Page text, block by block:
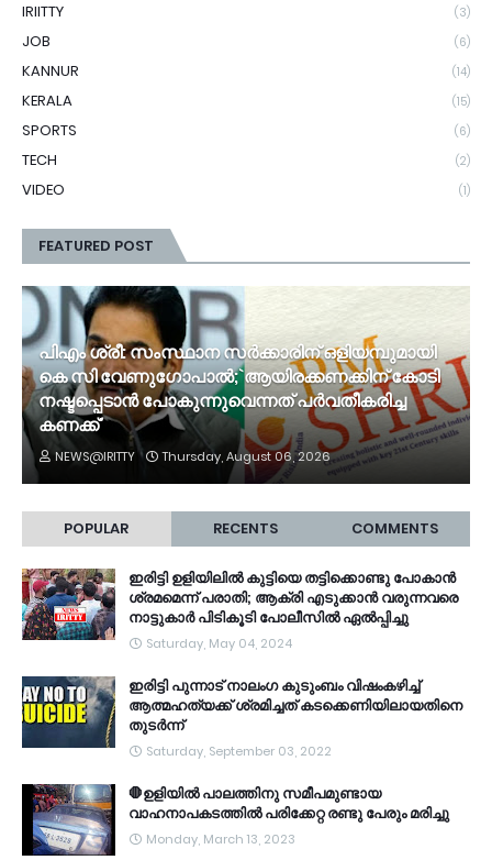
IRIITTY (3)
JOB (6)
KANNUR (14)
KERALA (15)
SPORTS (6)
TECH (2)
VIDEO (1)
FEATURED POST
പിഎം ശ്രീ: സംസ്ഥാന സര്‍ക്കാരിന് ഒളിയമ്പുമായി
കെ സി വേണുഗോപാല്‍;`ആയിരക്കണക്കിന് കോടി
നഷ്ടപ്പെടാൻ പോകുന്നുവെന്നത് പര്‍വതീകരിച്ച
കണക്ക്'
NEWS@IRITTY Thursday, August 06, 2026
POPULAR RECENTS COMMENTS
ഇരിട്ടി ഉളിയിലിൽ കുട്ടിയെ തട്ടിക്കൊണ്ടു പോകാൻ
ശ്രമമെന്ന് പരാതി; ആക്രി എടുക്കാൻ വരുന്നവരെ
നാട്ടുകാർ പിടികൂടി പോലീസിൽ ഏൽപ്പിച്ചു
Saturday, May 04, 2024
ഇരിട്ടി പുന്നാട് നാലംഗ കുടുംബം വിഷംകഴിച്ച്‌
ആത്മഹത്യക്ക് ശ്രമിച്ചത് കടക്കെണിയിലായതിനെ
തുടർന്ന്
Saturday, September 03, 2022
🛑ഉളിയിൽ പാലത്തിനു സമീപമുണ്ടായ
വാഹനാപകടത്തിൽ പരിക്കേറ്റ രണ്ടു പേരും മരിച്ചു
Monday, March 13, 2023